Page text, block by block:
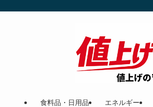
食料品・日用品 エネルギー